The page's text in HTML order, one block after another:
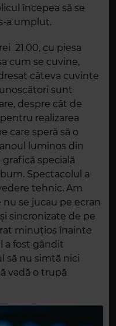
începea să se
a umplut.
21.00, cu piesa
cum se cuvine,
câteva cuvinte
sunt
despre cât de
realizarea
care speră să o
luminos din
specială
Spectacolul a
tehnic. Am
se jucau pe ecran
sincronizate de pe
minuțios înainte
a fost gândit
să nu simtă nici
vadă o trupă